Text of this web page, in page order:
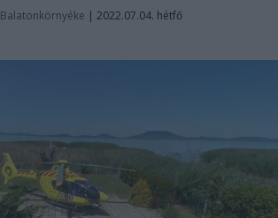
Balatonkörnyéke | 2022.07.04. hétfő